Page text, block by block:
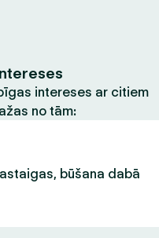
intereses ar citiem
no tām:
būšana dabā